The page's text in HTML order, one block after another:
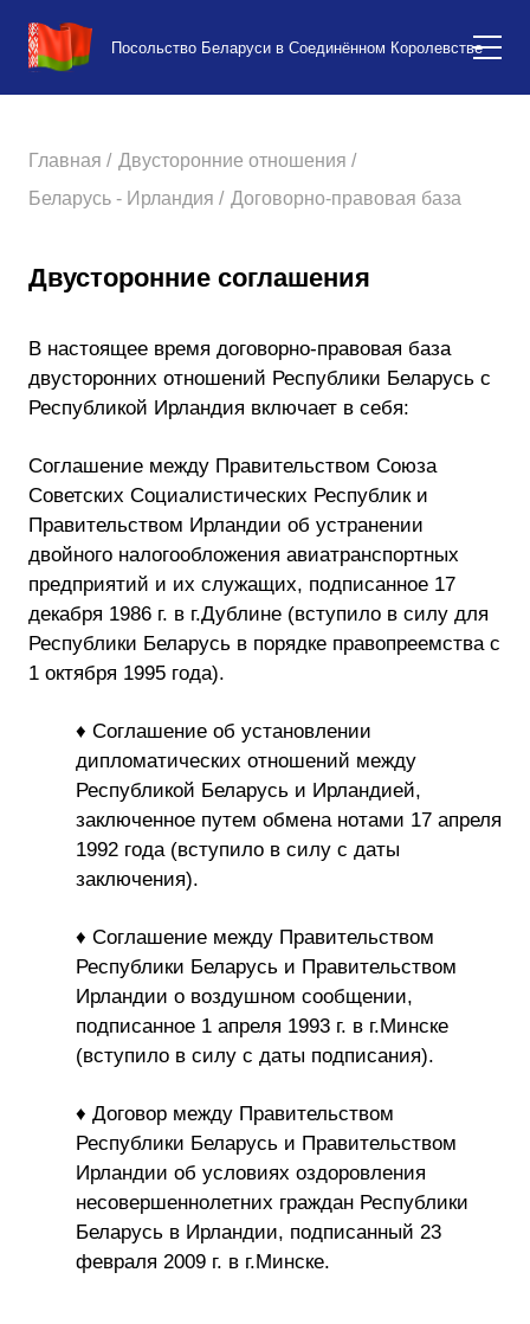
Посольство Беларуси в Соединённом Королевстве
Главная / Двусторонние отношения /
Беларусь - Ирландия / Договорно-правовая база
Двусторонние соглашения
В настоящее время договорно-правовая база
двусторонних отношений Республики Беларусь с
Республикой Ирландия включает в себя:
Соглашение между Правительством Союза
Советских Социалистических Республик и
Правительством Ирландии об устранении
двойного налогообложения авиатранспортных
предприятий и их служащих, подписанное 17
декабря 1986 г. в г.Дублине (вступило в силу для
Республики Беларусь в порядке правопреемства с
1 октября 1995 года).
♦ Соглашение об установлении
дипломатических отношений между
Республикой Беларусь и Ирландией,
заключенное путем обмена нотами 17 апреля
1992 года (вступило в силу с даты
заключения).
♦ Соглашение между Правительством
Республики Беларусь и Правительством
Ирландии о воздушном сообщении,
подписанное 1 апреля 1993 г. в г.Минске
(вступило в силу с даты подписания).
♦ Договор между Правительством
Республики Беларусь и Правительством
Ирландии об условиях оздоровления
несовершеннолетних граждан Республики
Беларусь в Ирландии, подписанный 23
февраля 2009 г. в г.Минске.